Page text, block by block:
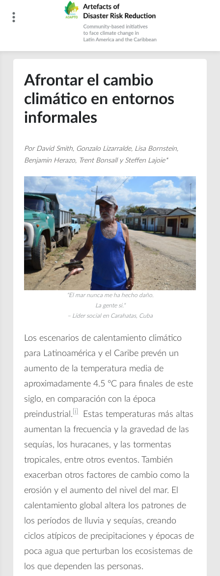
Artefacts of Disaster Risk Reduction
Afrontar el cambio
climático en entornos
informales
Por David Smith, Gonzalo Lizarralde, Lisa Bornstein,
Benjamin Herazo, Trent Bonsall y Steffen Lajoie*
“El mar nunca me ha hecho daño.
La gente si. “
– Líder social en Carahatas, Cuba
Los escenarios de calentamiento climático
para Latinoamérica y el Caribe prevén un
aumento de la temperatura media de
aproximadamente 4.5 °C para finales de este
siglo, en comparación con la época
preindustrial. [i] Estas temperaturas más altas
aumentan la frecuencia y la gravedad de las
sequías, los huracanes, y las tormentas
tropicales, entre otros eventos. También
exacerban otros factores de cambio como la
erosión y el aumento del nivel del mar. El
calentamiento global altera los patrones de
los períodos de lluvia y sequías, creando
ciclos atípicos de precipitaciones y épocas de
poca agua que perturban los ecosistemas de
los que dependen las personas.